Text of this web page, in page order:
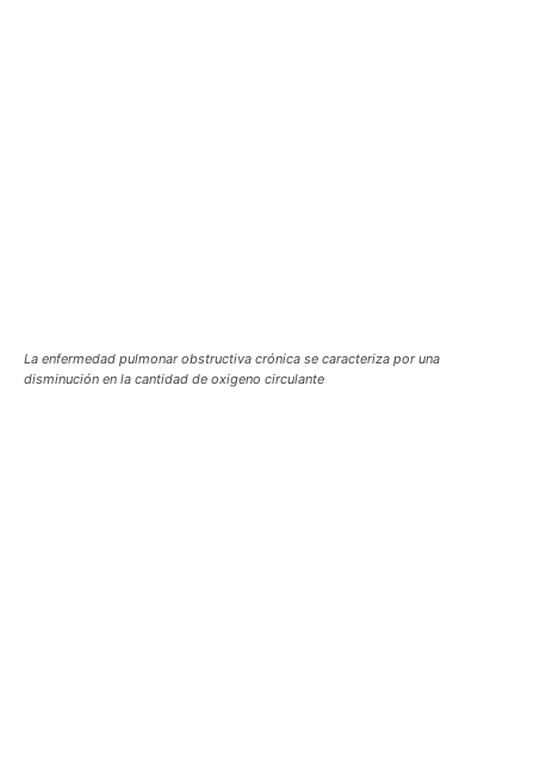
La enfermedad pulmonar obstructiva crónica se caracteriza por una
disminución en la cantidad de oxigeno circulante